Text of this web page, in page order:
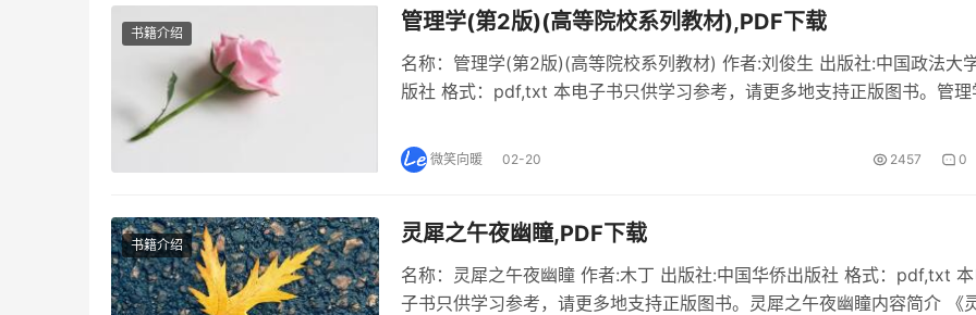
书籍介绍 管理学(第2版)(高等院校系列教材),PDF下载
名称：管理学(第2版)(高等院校系列教材) 作者:刘俊生 出版社:中国政法大
版社 格式：pdf,txt 本电子书只供学习参考，请更多地支持正版图书。管理
pdf书下载。 管理学(第2版)(高等院校系列教材)部...
微笑向暖 02-20 2457 0
书籍介绍 灵犀之午夜幽瞳,PDF下载
名称：灵犀之午夜幽瞳 作者:木丁 出版社:中国华侨出版社 格式：pdf,txt
子书只供学习参考，请更多地支持正版图书。灵犀之午夜幽瞳内容简介 《